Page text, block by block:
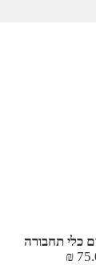
כלי תחבורה
₪